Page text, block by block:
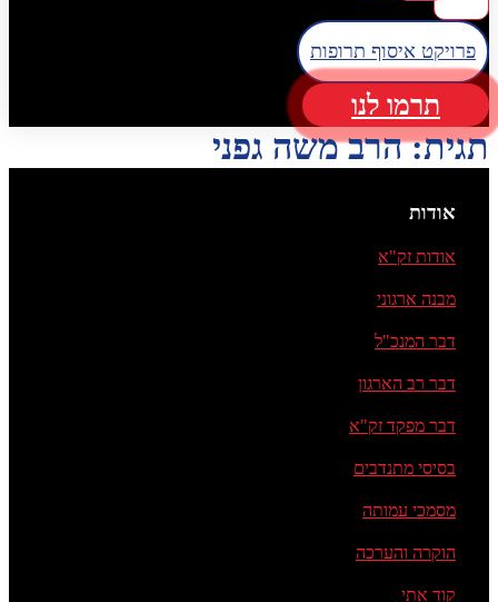
פרויקט איסוף תרופות
תרמו לנו
תגית:הרב משה גפני
אודות
אודות זק"א
מבנה ארגוני
דבר המנכ"ל
דבר רב הארגון
דבר מפקד זק"א
בסיסי מתנדבים
מסמכי עמותה
הוקרה והערכה
קוד אתי